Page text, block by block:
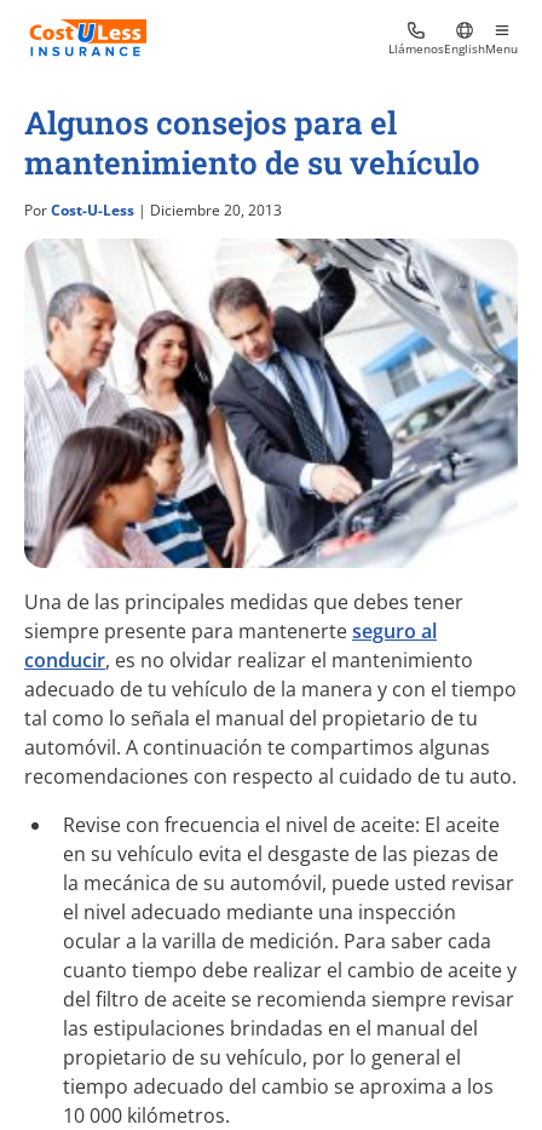
LlámenosEnglishMenu
Algunos consejos para el
mantenimiento de su vehículo
PorCost-U-Less | Diciembre 20, 2013
Una de las principales medidas que debes tener
siempre presente para mantenerteseguro al
conducir, es no olvidar realizar el mantenimiento
adecuado de tu vehículo de la manera y con el tiempo
tal como lo señala el manual del propietario de tu
automóvil. A continuación te compartimos algunas
recomendaciones con respecto al cuidado de tu auto.
Revise con frecuencia el nivel de aceite: El aceite
en su vehículo evita el desgaste de las piezas de
la mecánica de su automóvil, puede usted revisar
el nivel adecuado mediante una inspección
ocular a la varilla de medición. Para saber cada
cuanto tiempo debe realizar el cambio de aceite y
del filtro de aceite se recomienda siempre revisar
las estipulaciones brindadas en el manual del
propietario de su vehículo, por lo general el
tiempo adecuado del cambio se aproxima a los
10 000 kilómetros.